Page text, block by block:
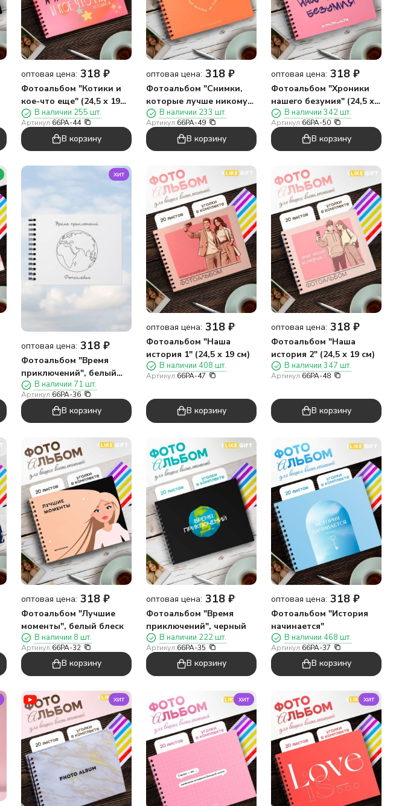
оптовая цена: 318 ₽
Фотоальбом "Котики и
кое-что еще" (24,5 х 19
см) В наличии 255 шт.
Артикул:66PA-44
В корзину
оптовая цена: 318 ₽
Фотоальбом "Снимки,
которые лучше никому
не показывать" (24,5 х 19
см)
В наличии 233 шт.
Артикул:66PA-49
В корзину
оптовая цена: 318 ₽
Фотоальбом "Хроники
нашего безумия" (24,5 х
19 см)В наличии 342 шт.
Артикул:66PA-50
В корзину
хит
оптовая цена: 318 ₽
Фотоальбом "Время
приключений", белый
(24,5 х 19 см)
В наличии 71 шт.
Артикул:66PA-36
В корзину
оптовая цена: 318 ₽
Фотоальбом "Наша
история 1" (24,5 х 19 см)
В наличии 408 шт.
Артикул:66PA-47
В корзину
оптовая цена: 318 ₽
Фотоальбом "Наша
история 2" (24,5 х 19 см)
В наличии 347 шт.
Артикул:66PA-48
В корзину
оптовая цена: 318 ₽
Фотоальбом "Лучшие
моменты", белый блеск
В наличии 8 шт.
Артикул:66PA-32
В корзину
оптовая цена: 318 ₽
Фотоальбом "Время
приключений", черный
В наличии 222 шт.
Артикул:66PA-35
В корзину
оптовая цена: 318 ₽
Фотоальбом "История
начинается"
В наличии 468 шт.
Артикул:66PA-37
В корзину
хит хит хит